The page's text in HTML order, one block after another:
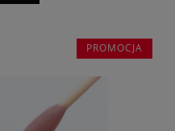
PROMOCJA